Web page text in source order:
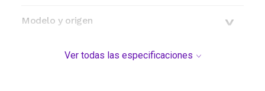
Modelo y origen
Ver todas las especificaciones